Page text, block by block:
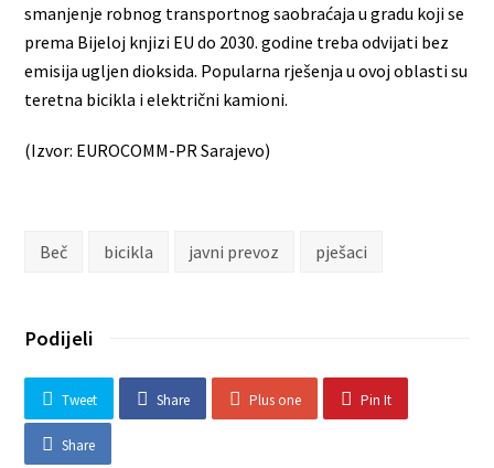
smanjenje robnog transportnog saobraćaja u gradu koji se
prema Bijeloj knjizi EU do 2030. godine treba odvijati bez
emisija ugljen dioksida. Popularna rješenja u ovoj oblasti su
teretna bicikla i električni kamioni.
(Izvor: EUROCOMM-PR Sarajevo)
Beč bicikla javni prevoz pješaci
Podijeli
Tweet Share Plus one Pin It
Share